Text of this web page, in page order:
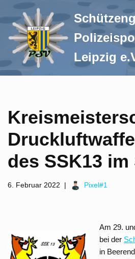
Zum
Inhalt
springen
Leipzig
des SSK13 im
6. Februar 2022 Pixel#1
Am 29.
bei der
in